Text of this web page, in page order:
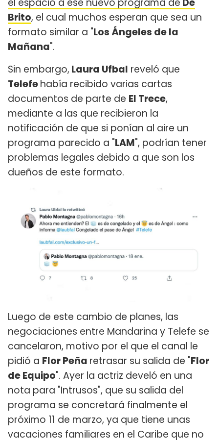
Brito, el cual muchos esperan que sea un
formato similar a "Los Ángeles de la
Mañana".
Sin embargo, Laura Ufbal reveló que
Telefehabía recibido varias cartas
documentos de parte de El Trece,
mediante a las que recibieron la
notificación de que si ponían al aire un
programa parecido a "LAM", podrían tener
problemas legales debido a que son los
dueños de este formato.
Luego de este cambio de planes, las
negociaciones entre Mandarina y Telefe se
cancelaron, motivo por el que el canal le
pidió a Flor Peña retrasar su salida de "Flor
de Equipo". Ayer la actriz develó en una
nota para "Intrusos", que su salida del
programa se concretará finalmente el
próximo 11 de marzo, ya que tiene unas
vacaciones familiares en el Caribe que no